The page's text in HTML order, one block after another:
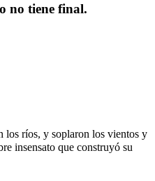
no tiene final.
los ríos, y soplaron los vientos y
insensato que construyó su